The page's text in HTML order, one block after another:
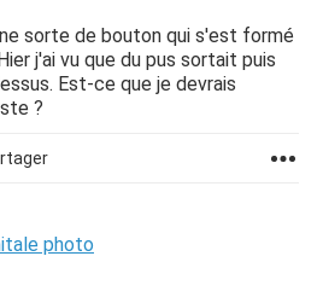
sorte de bouton qui s'est formé
j'ai vu que du pus sortait puis
Est-ce que je devrais
?
photo